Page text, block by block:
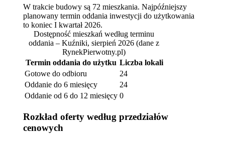
W trakcie budowy są 72 mieszkania. Najpóźniejszy
planowany termin oddania inwestycji do użytkowania
to koniec I kwartał 2026.
Dostępność mieszkań według terminu
oddania – Kuźniki, sierpień 2026 (dane z
RynekPierwotny.pl)
Termin oddania do użytku Liczba lokali
Gotowe do odbioru
24
Oddanie do 6 miesięcy
24
Oddanie od 6 do 12 miesięcy 0
Rozkład oferty według przedziałów
cenowych